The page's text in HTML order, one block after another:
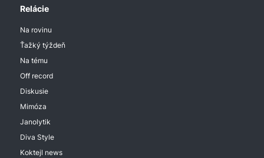
Relácie
Na rovinu
Ťažký týždeň
Na tému
Off record
Diskusie
Mimóza
Janolytik
Diva Style
Koktejl news